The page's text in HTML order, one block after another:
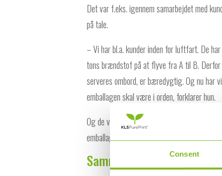
Consent
Det var f.eks. igennem samarbejdet med
på tale.
– Vi har bl.a. kunder inden for luftfart. De
tons brændstof på at flyve fra A til B.
serveres ombord, er bæredygtig. Og nu har
emballagen skal være i orden, forklarer hun.
Og de var ikke de eneste. Også for Dansk
emballage været højt prioriteret.
Samme kvalitet og